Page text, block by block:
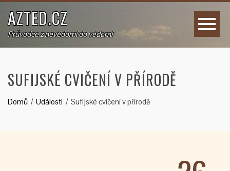
AZTED.CZ
Průvodce z nevědomí do vědomí
SUFIJSKÉ CVIČENÍ V PŘÍRODĚ
Domů Události Sufijské cvičení v přírodě